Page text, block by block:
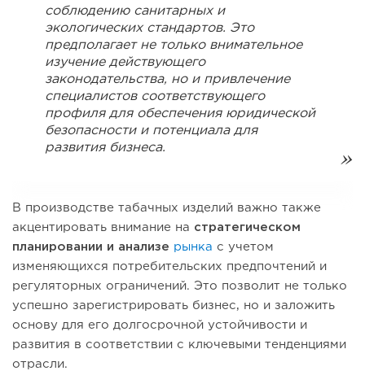
соблюдению санитарных и
экологических стандартов. Это
предполагает не только внимательное
изучение действующего
законодательства, но и привлечение
специалистов соответствующего
профиля для обеспечения юридической
безопасности и потенциала для
развития бизнеса.
В производстве табачных изделий важно также
акцентировать внимание на стратегическом
планировании и анализе рынка с учетом
изменяющихся потребительских предпочтений и
регуляторных ограничений. Это позволит не только
успешно зарегистрировать бизнес, но и заложить
основу для его долгосрочной устойчивости и
развития в соответствии с ключевыми тенденциями
отрасли.